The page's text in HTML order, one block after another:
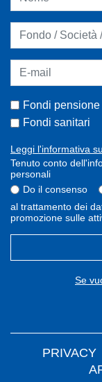
Fondi pensione
Fondi sanitari
Leggi l'informativa
Tenuto conto
personali
Do il consenso
al trattamento dei
promozione sulle
Se
PRIVACY